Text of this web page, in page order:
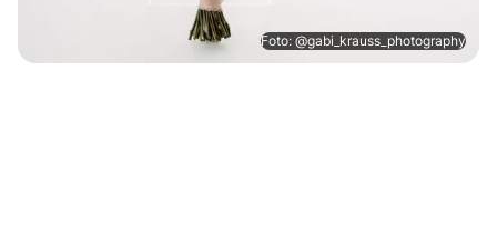
Foto: @gabi_krauss_photography